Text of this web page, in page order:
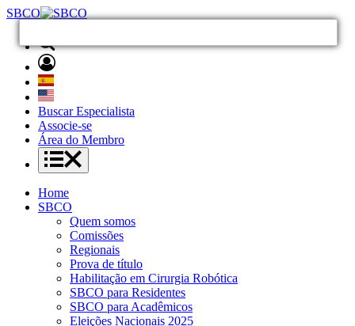
SBCO
Buscar Especialista
Associe-se
Área do Membro
Home
SBCO
Quem somos
Comissões
Regionais
Prova de título
Habilitação em Cirurgia Robótica
SBCO para Residentes
SBCO para Acadêmicos
Eleições Nacionais 2025